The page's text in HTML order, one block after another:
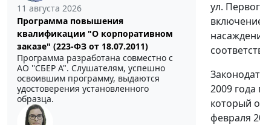
11 августа 2026
Программа повышения
квалификации "О корпоративном
заказе" (223-ФЗ от 18.07.2011)
Программа разработана совместно с
АО ''СБЕР А". Слушателям, успешно
освоившим программу, выдаются
удостоверения установленного
образца.
ул.
2009
который
февраля